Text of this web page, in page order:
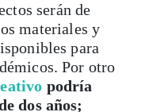
serán de
materiales y
para
Por otro
podría
dos años;